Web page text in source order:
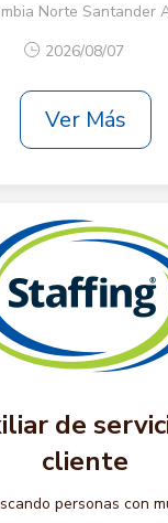
Norte Santander
2026/08/07
Ver Más
de
cliente
personas con